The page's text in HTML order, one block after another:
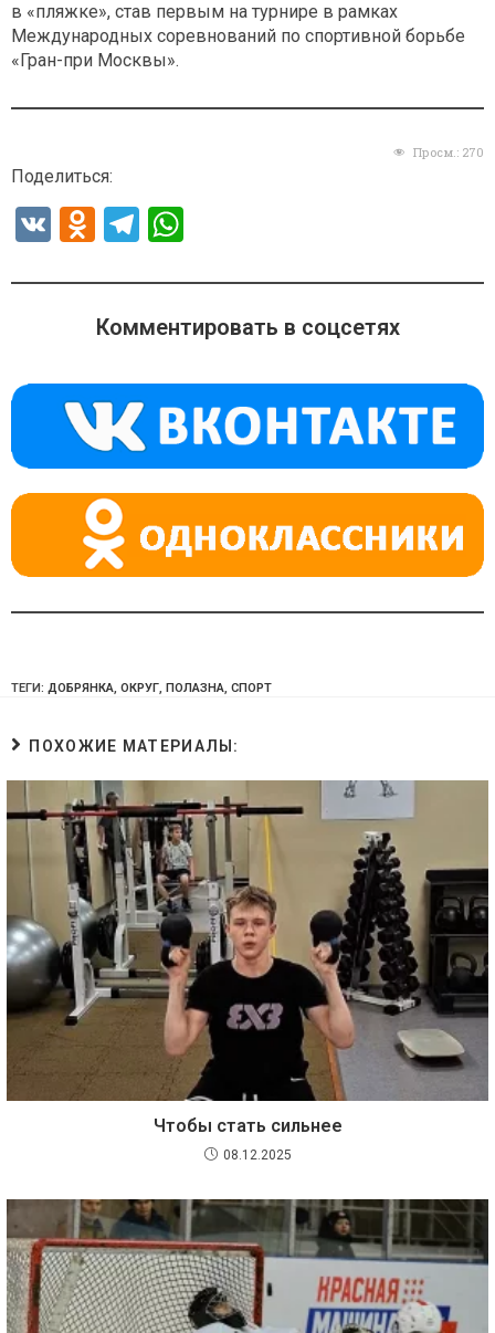
в «пляжке», став первым на турнире в рамках
Международных соревнований по спортивной борьбе
«Гран-при Москвы».
Просм.: 270
Поделиться:
V
O
n
o
a
ss
ni
ki
T
e
gr
m
at
s
p
p
Комментировать в соцсетях
ТЕГИ: ДОБРЯНКА, ОКРУГ, ПОЛАЗНА, СПОРТ
ПОХОЖИЕ МАТЕРИАЛЫ:
Чтобы стать сильнее
08.12.2025